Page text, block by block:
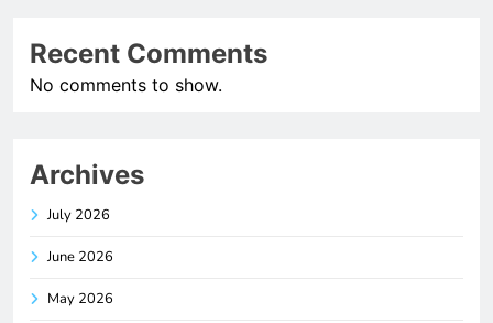
Recent Comments
No comments to show.
Archives
July 2026
June 2026
May 2026